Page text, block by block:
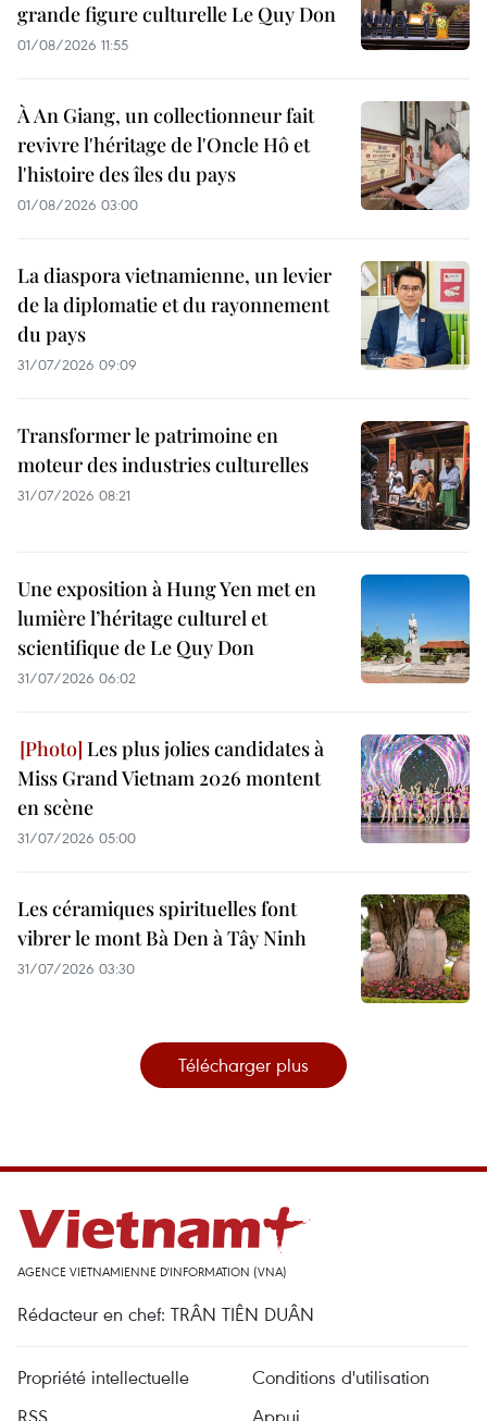
grande figure culturelle Le Quy Don
01/08/2026 11:55
À An Giang, un collectionneur fait
revivre l'héritage de l'Oncle Hô et
l'histoire des îles du pays
01/08/2026 03:00
La diaspora vietnamienne, un levier
de la diplomatie et du rayonnement
du pays
31/07/2026 09:09
Transformer le patrimoine en
moteur des industries culturelles
31/07/2026 08:21
Une exposition à Hung Yen met en
lumière l’héritage culturel et
scientifique de Le Quy Don
31/07/2026 06:02
Les plus jolies candidates à
Miss Grand Vietnam 2026 montent
en scène
31/07/2026 05:00
Les céramiques spirituelles font
vibrer le mont Bà Den à Tây Ninh
31/07/2026 03:30
Télécharger plus
AGENCE VIETNAMIENNE D'INFORMATION (VNA)
Rédacteur en chef: TRÂN TIÊN DUÂN
Propriété intellectuelle
Conditions d'utilisation